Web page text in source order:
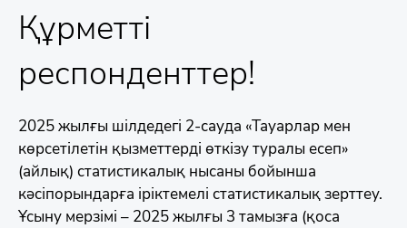
Құрметті
респонденттер!
2025 жылғы шілдедегі 2-сауда «Тауарлар мен
көрсетілетін қызметтерді өткізу туралы есеп»
(айлық) статистикалық нысаны бойынша
кәсіпорындарға іріктемелі статистикалық зерттеу.
Ұсыну мерзімі – 2025 жылғы 3 тамызға (қоса